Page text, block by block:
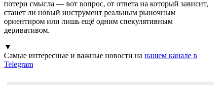
потери смысла — вот вопрос, от ответа на который зависит,
станет ли новый инструмент реальным рыночным
ориентиром или лишь ещё одним спекулятивным
деривативом.
▼
Самые интересные и важные новости на нашем канале в
Telegram